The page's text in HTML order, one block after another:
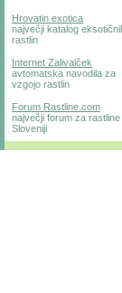
Hrovatin exotica
največji katalog
rastlin
Internet Zalivalček
avtomatska navodila za
vzgojo rastlin
Forum Rastline.com
največji forum za
Sloveniji